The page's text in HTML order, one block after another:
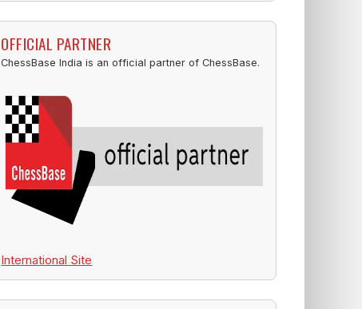
OFFICIAL PARTNER
ChessBase India is an official partner of ChessBase.
International Site